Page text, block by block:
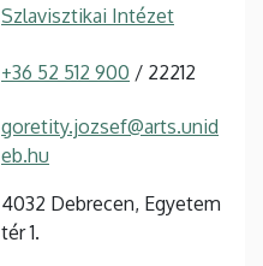
Szlavisztikai Intézet
+36 52 512 900 / 22212
goretity.jozsef@arts.unid
eb.hu
4032 Debrecen, Egyetem
tér 1.